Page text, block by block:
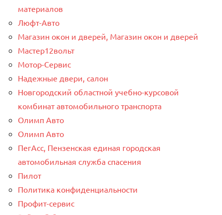
материалов
Люфт-Авто
Магазин окон и дверей, Магазин окон и дверей
Мастер12вольт
Мотор-Сервис
Надежные двери, салон
Новгородский областной учебно-курсовой
комбинат автомобильного транспорта
Олимп Авто
Олимп Авто
ПегАсс, Пензенская единая городская
автомобильная служба спасения
Пилот
Политика конфиденциальности
Профит-сервис